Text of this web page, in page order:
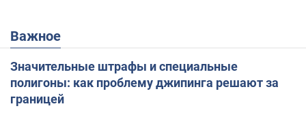
Важное
Значительные штрафы и специальные
полигоны: как проблему джипинга решают за
границей